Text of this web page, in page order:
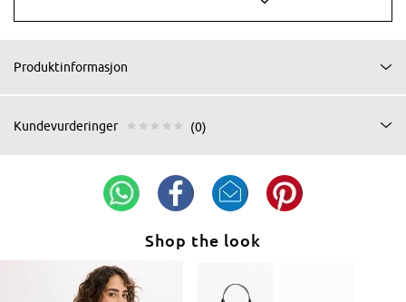
Produktinformasjon
Kundevurderinger (0)
Shop the look